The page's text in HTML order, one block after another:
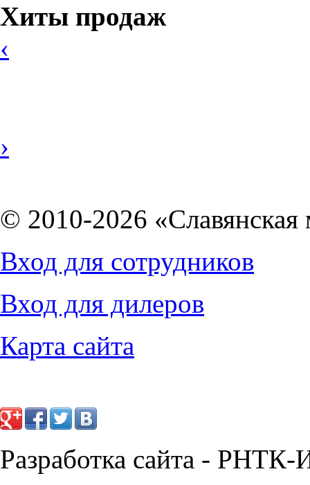
Хиты продаж
‹
›
© 2010-2026 «Славянская
Вход для сотрудников
Вход для дилеров
Карта сайта
Разработка сайта - РНТК-